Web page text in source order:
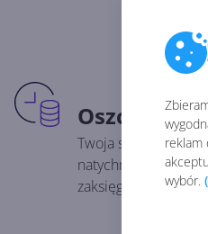
reklam
wybór.
Twoja subskrypcja
natychmiast od
zaksięgowania